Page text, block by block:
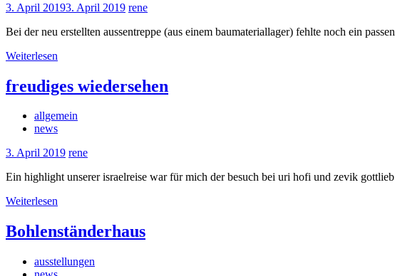
3. April 20193. April 2019 rene
Bei der neu erstellten aussentreppe (aus einem baumateriallager) fehlte noch ein
Weiterlesen
freudiges wiedersehen
allgemein
news
3. April 2019 rene
Ein highlight unserer israelreise war für mich der besuch bei uri hofi und zevik
Weiterlesen
Bohlenständerhaus
ausstellungen